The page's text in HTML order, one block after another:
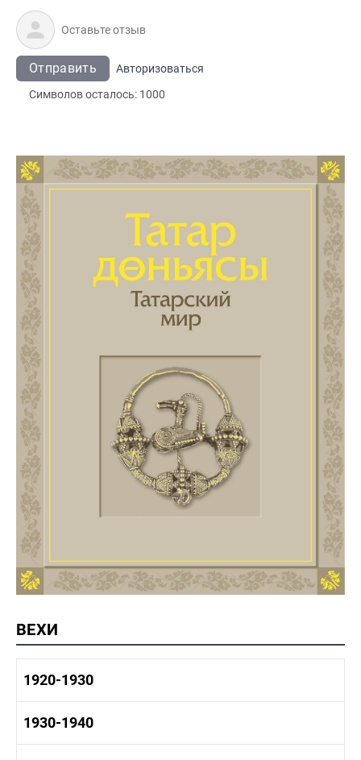
Отправить
Авторизоваться
Символов осталось: 1000
ВЕХИ
1920-1930
1920-1930 история
1920-1930 культура
1930-1940